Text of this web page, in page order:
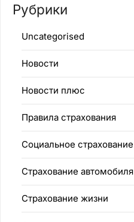
Рубрики
Uncategorised
Новости
Новости плюс
Правила страхования
Социальное страхование
Страхование автомобиля
Страхование жизни